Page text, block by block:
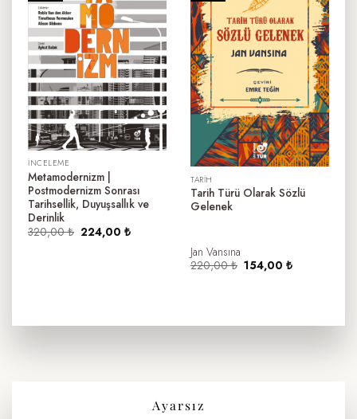
İNCELEME
Metamodernizm |
Postmodernizm Sonrası
Tarihsellik, Duyuşsallık ve
Derinlik
320,00₺ Orijinal
224,00₺Şu
TARIH
Tarih Türü Olarak Sözlü
Gelenek
Jan Vansına
220,00₺ Orijinal
fiyat:
154,00₺Şu
Ayarsız